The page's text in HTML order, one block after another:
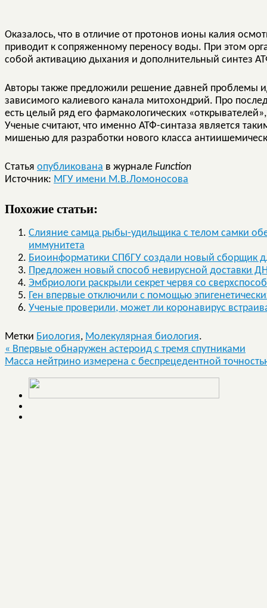
Оказалось, что в отличие от протонов ионы калия
приводит к сопряженному переносу воды. При этом
собой активацию дыхания и дополнительный синтез
Авторы также предложили решение давней проблемы
зависимого калиевого канала митохондрий. Про
есть целый ряд его фармакологических
Ученые считают, что именно АТФ-синтаза является
мишенью для разработки нового класса
Статья опубликована в журнале Function
Источник: МГУ имени М.В.Ломоносова
Похожие статьи:
Слияние самца рыбы-удильщика с телом самки
иммунитета
Биоинформатики СПбГУ создали новый сборщик
Предложен новый способ невирусной доставки
Эмбриологи раскрыли секрет червя со
Ген впервые отключили с помощью
Ученые проверили, может ли коронавирус
Метки Биология, Молекулярная биология.
« Впервые обнаружен астероид с тремя спутниками
Масса нейтрино измерена с беспрецедентной